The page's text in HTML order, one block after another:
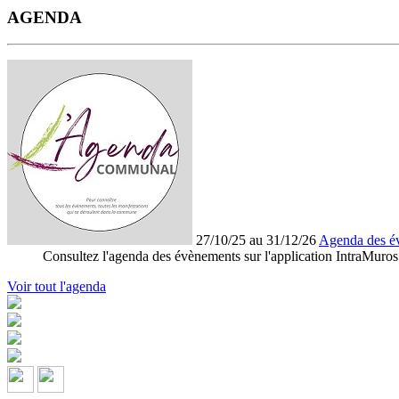
AGENDA
27/10/25 au 31/12/26 Agenda des
Consultez l'agenda des évènements sur l'application IntraMuros
Voir tout l'agenda